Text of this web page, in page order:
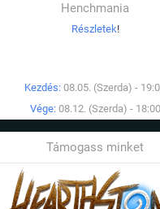
Henchmania
Részletek!
Kezdés: 08.05. (Szerda) -
Vége: 08.12. (Szerda) - 18:00
Támogass minket